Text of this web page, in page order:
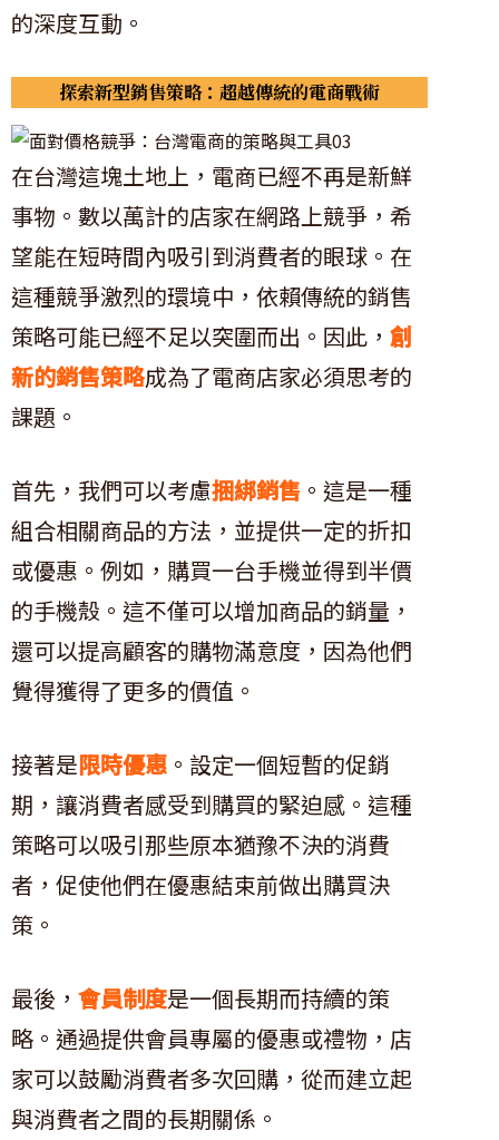
的深度互動。
探索新型銷售策略：超越傳統的電商戰術
在台灣這塊土地上，電商已經不再是新鮮
事物。數以萬計的店家在網路上競爭，希
望能在短時間內吸引到消費者的眼球。在
這種競爭激烈的環境中，依賴傳統的銷售
策略可能已經不足以突圍而出。因此， 創
新的銷售策略成為了電商店家必須思考的
課題。
首先，我們可以考慮捆綁銷售 。這是一種
組合相關商品的方法，並提供一定的折扣
或優惠。例如，購買一台手機並得到半價
的手機殼。這不僅可以增加商品的銷量，
還可以提高顧客的購物滿意度，因為他們
覺得獲得了更多的價值。
接著是限時優惠 。設定一個短暫的促銷
期，讓消費者感受到購買的緊迫感。這種
策略可以吸引那些原本猶豫不決的消費
者，促使他們在優惠結束前做出購買決
策。
最後， 會員制度是一個長期而持續的策
略。通過提供會員專屬的優惠或禮物，店
家可以鼓勵消費者多次回購，從而建立起
與消費者之間的長期關係。